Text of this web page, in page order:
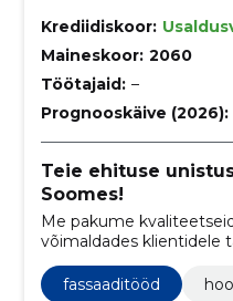
Krediidiskoor:
Maineskoor: 2060
Töötajaid: –
Prognooskäive (2026):
Teie ehituse
Soomes!
Me pakume
võimaldades klientidele
renoveerimise teenust.
fassaaditööd